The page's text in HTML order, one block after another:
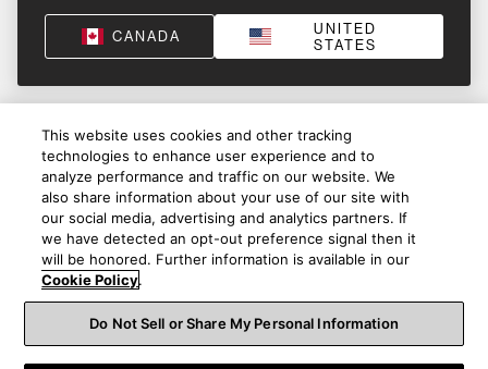
CANADA
UNITED
STATES
This website uses cookies and other tracking
technologies to enhance user experience and to
analyze performance and traffic on our website. We
also share information about your use of our site with
our social media, advertising and analytics partners. If
we have detected an opt-out preference signal then it
will be honored. Further information is available in our
Cookie Policy.
Do Not Sell or Share My Personal Information